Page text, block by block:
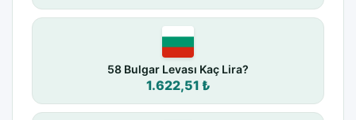
58 Bulgar Levası Kaç Lira?
1.622,51 ₺